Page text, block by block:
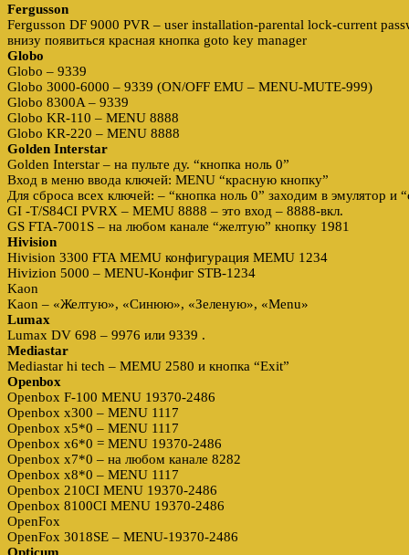
Fergusson
Fergusson DF 9000 PVR – user installation-parental lock-current
внизу появиться красная кнопка goto key manager
Globo
Globo – 9339
Globo 3000-6000 – 9339 (ON/OFF EMU – MENU-MUTE-999)
Globo 8300A – 9339
Globo KR-110 – MENU 8888
Globo KR-220 – MENU 8888
Golden Interstar
Golden Interstar – на пульте ду. “кнопка ноль 0”
Вход в меню ввода ключей: MENU “красную кнопку”
Для сброса всех ключей: – “кнопка ноль 0” заходим в эмулятор и
GI -T/S84CI PVRX – MEMU 8888 – это вход – 8888-вкл.
GS FTA-7001S – на любом канале “желтую” кнопку 1981
Hivision
Hivision 3300 FTA MEMU конфигурация MEMU 1234
Hivizion 5000 – MENU-Конфиг STB-1234
Kaon
Kaon – «Желтую», «Синюю», «Зеленую», «Menu»
Lumax
Lumax DV 698 – 9976 или 9339 .
Mediastar
Mediastar hi tech – MEMU 2580 и кнопка “Exit”
Openbox
Openbox F-100 MENU 19370-2486
Openbox х300 – MENU 1117
Openbox x5*0 – MENU 1117
Openbox х6*0 = MENU 19370-2486
Openbox x7*0 – на любом канале 8282
Openbox x8*0 – MENU 1117
Openbox 210CI MENU 19370-2486
Openbox 8100CI MENU 19370-2486
OpenFox
OpenFox 3018SE – MENU-19370-2486